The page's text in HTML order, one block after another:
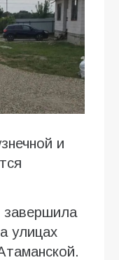
и
завершила
улицах